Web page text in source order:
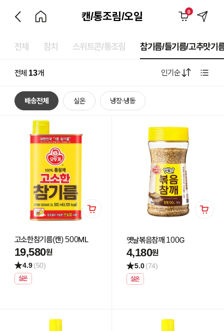
캔/통조림/오일 0
전체 참치 스위트콘/통조림 참기름/들기름/고추맛기
전체 13개 인기순
배송전체 실온 냉장·냉동
고소한참기름(캔) 500ML
19,580원
4.9 (50)
실온
옛날볶음참깨 100G
4,180원
5.0 (74)
실온